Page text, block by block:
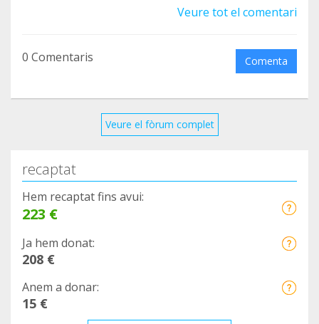
Veure tot el comentari
0 Comentaris Comenta
Veure el fòrum complet
recaptat
Hem recaptat fins avui:
223 €
Ja hem donat:
208 €
Anem a donar:
15 €